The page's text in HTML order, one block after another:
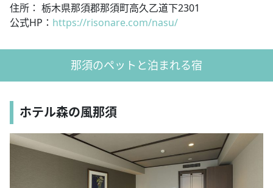
住所： 栃木県那須郡那須町高久乙道下2301
公式HP： https://risonare.com/nasu/
那須のペットと泊まれる宿
ホテル森の風那須